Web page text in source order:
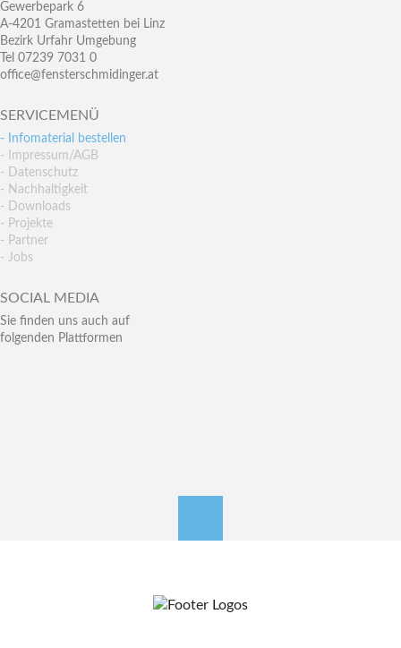
Gewerbepark 6
A-4201 Gramastetten bei Linz
Bezirk Urfahr Umgebung
Tel 07239 7031 0
office@fensterschmidinger.at
SERVICEMENÜ
- Infomaterial bestellen
- Impressum/AGB
- Datenschutz
- Nachhaltigkeit
- Downloads
- Projekte
- Partner
- Jobs
SOCIAL MEDIA
Sie finden uns auch auf
folgenden Plattformen